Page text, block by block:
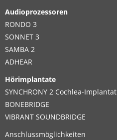
Audioprozessoren
RONDO 3
SONNET 3
SAMBA 2
ADHEAR
Hörimplantate
SYNCHRONY 2 Cochlea-Implantat
BONEBRIDGE
VIBRANT SOUNDBRIDGE
Anschlussmöglichkeiten